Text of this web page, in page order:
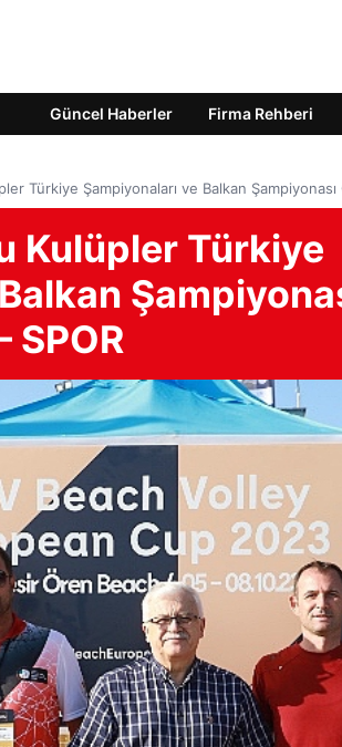
Güncel Haberler Firma Rehberi
Türkiye Şampiyonaları ve Balkan Şampiyonası
Kulüpler Türkiye
SPOR